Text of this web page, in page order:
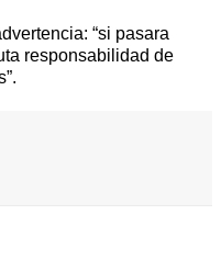
“si pasara
responsabilidad de